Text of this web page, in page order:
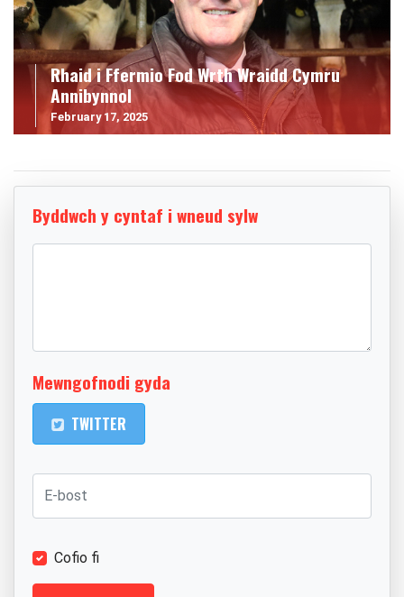
Rhaid i Ffermio Fod Wrth Wraidd Cymru
Annibynnol
February 17, 2025
Byddwch y cyntaf i wneud sylw
Mewngofnodi gyda
TWITTER
Cofio fi